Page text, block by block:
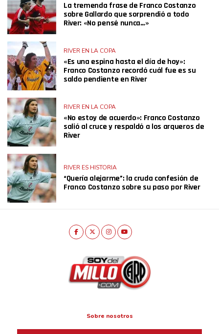
La tremenda frase de Franco Costanzo
sobre Gallardo que sorprendió a todo
River: «No pensé nunca…»
RIVER EN LA COPA
«Es una espina hasta el día de hoy»:
Franco Costanzo recordó cuál fue es su
saldo pendiente en River
RIVER EN LA COPA
«No estoy de acuerdo»: Franco Costanzo
salió al cruce y respaldó a los arqueros de
River
RIVER ES HISTORIA
“Quería alejarme”: la cruda confesión de
Franco Costanzo sobre su paso por River
Sobre nosotros